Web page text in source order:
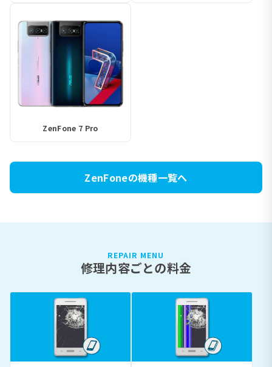
ZenFone 7 Pro
ZenFoneの機種一覧へ
REPAIR MENU
修理内容ごとの料金